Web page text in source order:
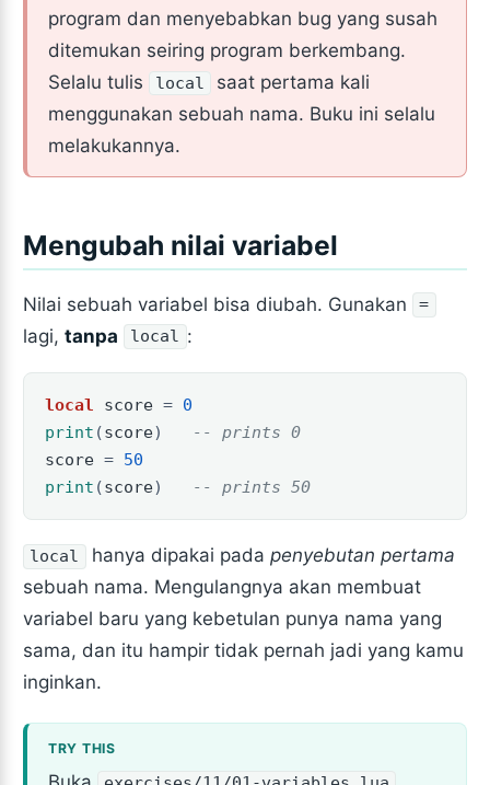
program dan menyebabkan bug yang susah
ditemukan seiring program berkembang.
Selalu tulis
local
saat pertama kali
menggunakan sebuah nama. Buku ini selalu
melakukannya.
Mengubah nilai variabel
Nilai sebuah variabel bisa diubah. Gunakan =
lagi,tanpa local :
local score = 0
print (score)
-- prints 0
score = 50
print (score) -- prints 50
local hanya dipakai pada penyebutan pertama
sebuah nama. Mengulangnya akan membuat
variabel baru yang kebetulan punya nama yang
sama, dan itu hampir tidak pernah jadi yang kamu
inginkan.